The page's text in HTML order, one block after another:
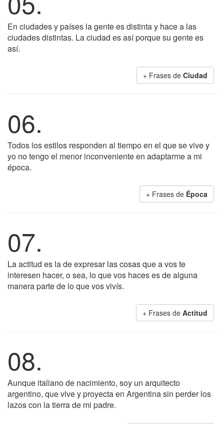
En ciudades y países la gente es distinta y hace a las
ciudades distintas. La ciudad es así porque su gente es
así.
+ Frases de Ciudad
06.
Todos los estilos responden al tiempo en el que se vive y
yo no tengo el menor inconveniente en adaptarme a mi
época.
+ Frases de Época
07.
La actitud es la de expresar las cosas que a vos te
interesen hacer, o sea, lo que vos haces es de alguna
manera parte de lo que vos vivís.
+ Frases de Actitud
08.
Aunque italiano de nacimiento, soy un arquitecto
argentino, que vive y proyecta en Argentina sin perder los
lazos con la tierra de mi padre.